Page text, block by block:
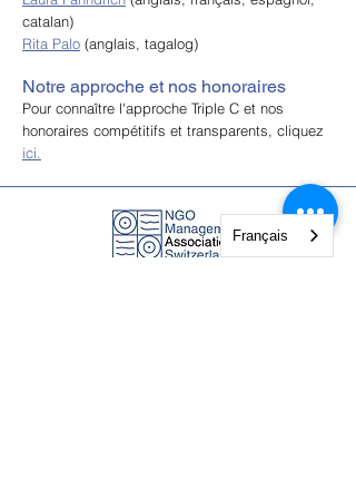
catalan)
Rita Palo (anglais, tagalog)
Notre approche et nos honoraires
Pour connaître l'approche Triple C et nos
honoraires compétitifs et transparents, cliquez
ici.
Français